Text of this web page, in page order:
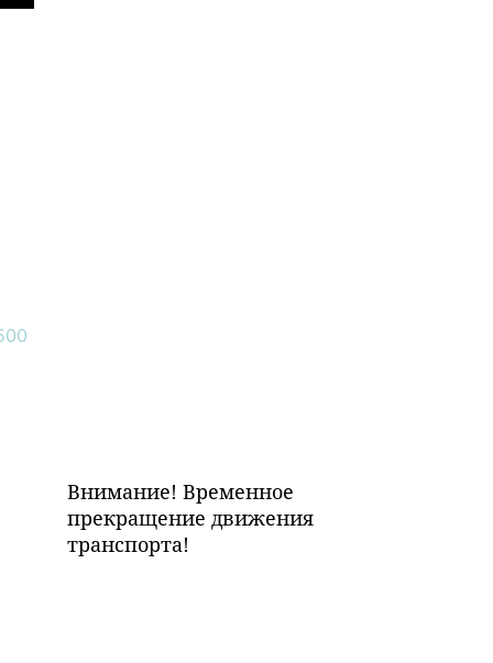
Внимание! Временное
прекращение движения
транспорта!